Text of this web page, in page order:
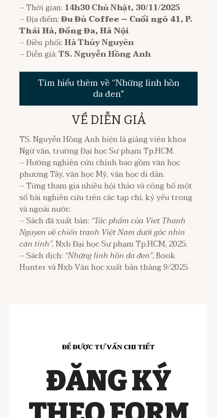
– Thời gian: 14h30 Chủ Nhật, 30/11/2025
– Địa điểm:Đu Đủ Coffee – Cuối ngõ 41, P.
Thái Hà, Đống Đa, Hà Nội
– Điều phối:Hà Thủy Nguyên
– Diễn giả:TS. Nguyễn Hồng Anh
Tìm hiểu thêm về “Những linh hồn
da đen”
VỀ DIỄN GIẢ
TS. Nguyễn Hồng Anh hiện là giảng viên khoa
Ngữ văn, trường Đại học Sư phạm Tp.HCM.
– Hướng nghiên cứu chính bao gồm văn học
phương Tây, văn học Mỹ, văn học di dân.
– Từng tham gia nhiều hội thảo và công bố một
số bài nghiên cứu trên các tạp chí, kỷ yếu trong
và ngoài nước.
– Sách đã xuất bản: “Tác phẩm của Viet Thanh
Nguyen về chiến tranh Việt Nam dưới góc nhìn
căn tính”, Nxb Đại học Sư phạm Tp.HCM, 2025.
– Sách dịch: “Những linh hồn da đen”, Book
Hunter và Nxb Văn học xuất bản tháng 9/2025.
ĐỂ ĐƯỢC TƯ VẤN CHI TIẾT
ĐĂNG KÝ